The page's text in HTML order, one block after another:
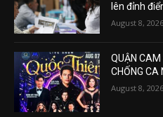
lên đỉnh
August 8, 2026
QUẬN CAM
CHỐNG CA
August 8, 2026